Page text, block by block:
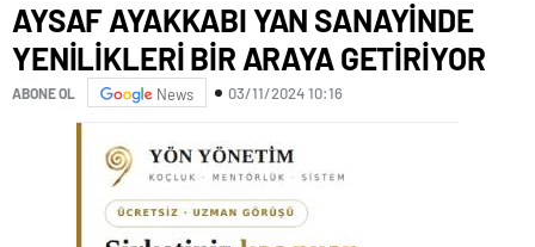
AYSAF AYAKKABI YAN SANAYİNDE
YENİLİKLERİ BİR ARAYA GETİRİYOR
ABONE OL News 03/11/2024 10:16